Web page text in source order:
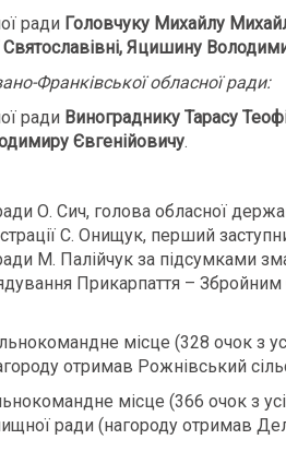
ради Головчуку Михайлу
Святославівні, Яцишину
Франківської обласної ради:
ради Винограднику Тарасу
Євгенійовичу.
О. Сич, голова обласної
С. Онищук, перший
М. Палійчук за підсумками
Прикарпаття –
місце (328 очок з
отримав Рожнівський
місце (366 очок з
ради (нагороду отримав